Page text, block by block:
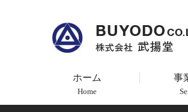
ホーム
Home
事